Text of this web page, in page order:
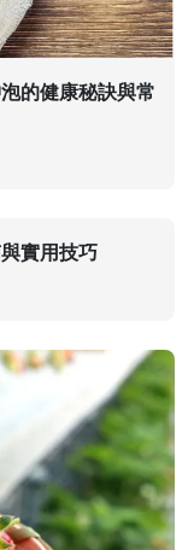
的健康秘訣與常
實用技巧